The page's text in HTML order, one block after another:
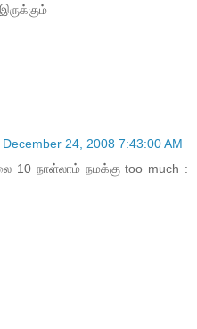
24, 2008 7:43:00 AM
10 நாள்லாம் நமக்கு too much :